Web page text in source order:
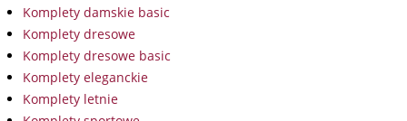
Komplety damskie basic
Komplety dresowe
Komplety dresowe basic
Komplety eleganckie
Komplety letnie